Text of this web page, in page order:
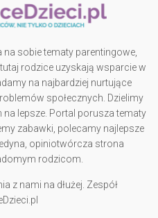
sobie tematy parentingowe,
rodzice uzyskają wsparcie w
na najbardziej nurtujące
społecznych. Dzielimy
lepsze. Portal porusza tematy
zabawki, polecamy najlepsze
opiniotwórcza strona
rodzicom.
z nami na dłużej. Zespół